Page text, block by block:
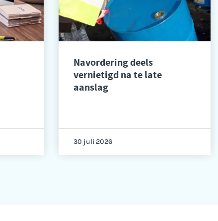
Navordering deels
vernietigd na te late
aanslag
30 juli 2026